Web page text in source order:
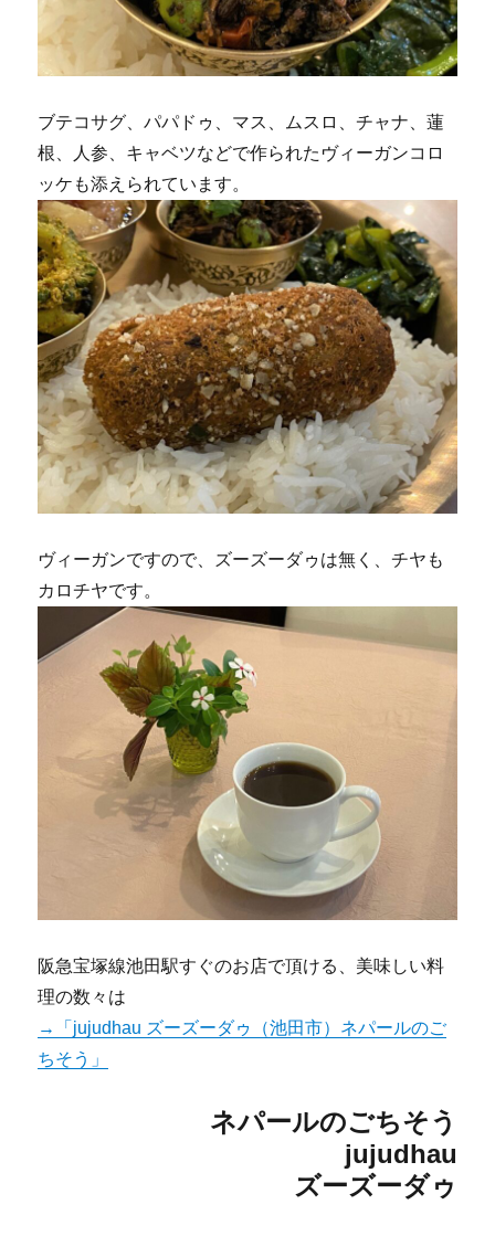
ブテコサグ、パパドゥ、マス、ムスロ、チャナ、蓮
根、人参、キャベツなどで作られたヴィーガンコロ
ッケも添えられています。
ヴィーガンですので、ズーズーダゥは無く、チヤも
カロチヤです。
阪急宝塚線池田駅すぐのお店で頂ける、美味しい料
理の数々は
→「jujudhau ズーズーダゥ（池田市）ネパールのご
ちそう」
ネパールのごちそう
jujudhau
ズーズーダゥ